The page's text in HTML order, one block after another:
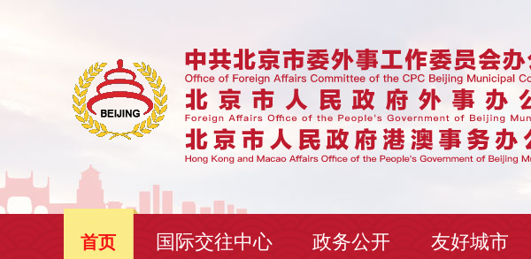
首页 国际交往中心 政务公开 友好城市